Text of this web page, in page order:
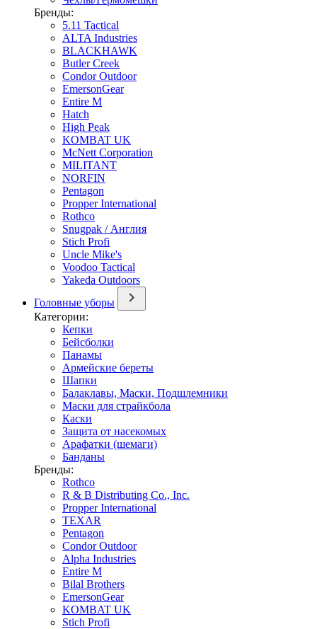
Бренды:
5.11 Tactical
ALTA Industries
BLACKHAWK
Butler Creek
Condor Outdoor
EmersonGear
Entire M
Hatch
High Peak
KOMBAT UK
McNett Corporation
MILITANT
NORFIN
Pentagon
Propper International
Rothco
Snugpak / Англия
Stich Profi
Uncle Mike's
Voodoo Tactical
Yakeda Outdoors
Головные уборы
Категории:
Кепки
Бейсболки
Панамы
Армейские береты
Шапки
Балаклавы, Маски, Подшлемники
Маски для страйкбола
Каски
Защита от насекомых
Арафатки (шемаги)
Банданы
Бренды:
Rothco
R & B Distributing Co., Inc.
Propper International
TEXAR
Pentagon
Condor Outdoor
Alpha Industries
Entire M
Bilal Brothers
EmersonGear
KOMBAT UK
Stich Profi